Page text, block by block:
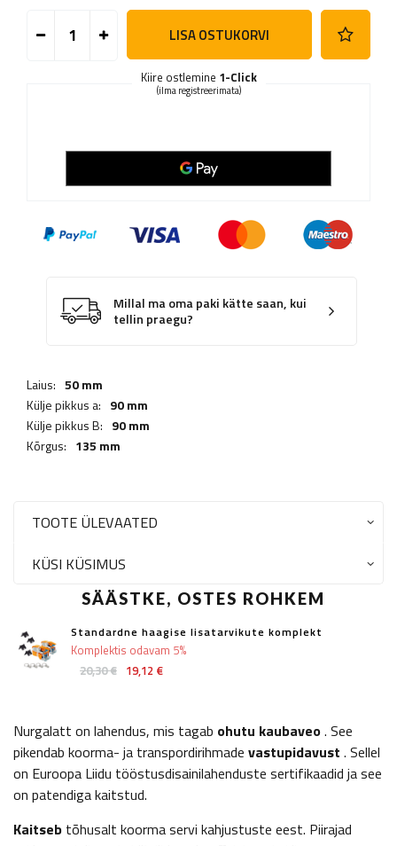
LISA OSTUKORVI
Kiire ostlemine 1-Click
(ilma registreerimata)
Millal ma oma paki kätte saan, kui
tellin praegu?
Laius: 50 mm
Külje pikkus a: 90 mm
Külje pikkus B: 90 mm
Kõrgus: 135 mm
TOOTE ÜLEVAATED
KÜSI KÜSIMUS
SÄÄSTKE, OSTES ROHKEM
Standardne haagise lisatarvikute komplekt
20,30 € 19,12 €
Komplektis odavam 5%
Nurgalatt on lahendus, mis tagab ohutu kaubaveo. See
pikendab koorma- ja transpordirihmade vastupidavust . Sellel
on Euroopa Liidu tööstusdisainilahenduste sertifikaadid ja see
on patendiga kaitstud.
Kaitseb tõhusalt koorma servi kahjustuste eest. Piirajad